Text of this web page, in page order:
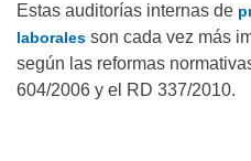
Estas auditorías internas de
laborales son cada vez más
según las reformas
604/2006 y el RD 337/2010.